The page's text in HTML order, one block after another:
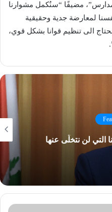
مضيفًا “سنُكمل مشوارنا
لمعارضة جدية وحقيقية
الى تنظيم قوانا بشكل قوي،
التي لن نتخلّى عنها